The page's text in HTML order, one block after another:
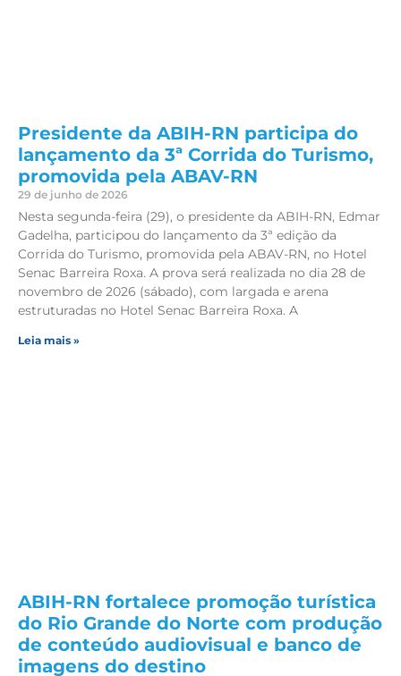
Presidente da ABIH-RN participa do
lançamento da 3ª Corrida do Turismo,
promovida pela ABAV-RN
29 de junho de 2026
Nesta segunda-feira (29), o presidente da ABIH-RN, Edmar
Gadelha, participou do lançamento da 3ª edição da
Corrida do Turismo, promovida pela ABAV-RN, no Hotel
Senac Barreira Roxa. A prova será realizada no dia 28 de
novembro de 2026 (sábado), com largada e arena
estruturadas no Hotel Senac Barreira Roxa. A
Leia mais »
ABIH-RN fortalece promoção turística
do Rio Grande do Norte com produção
de conteúdo audiovisual e banco de
imagens do destino